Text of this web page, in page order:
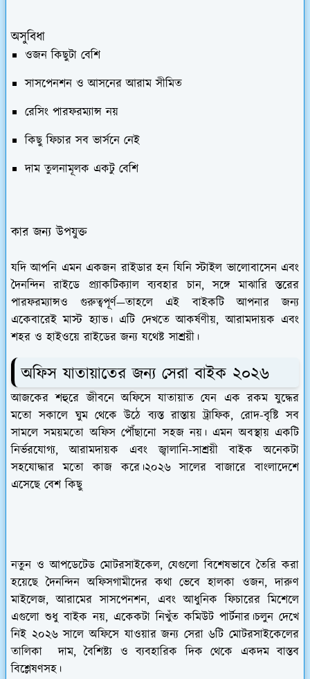
অসুবিধা
ওজন কিছুটা বেশি
সাসপেনশন ও আসনের আরাম সীমিত
রেসিং পারফরম্যান্স নয়
কিছু ফিচার সব ভার্সনে নেই
দাম তুলনামূলক একটু বেশি
কার জন্য উপযুক্ত
যদি আপনি এমন একজন রাইডার হন যিনি স্টাইল ভালোবাসেন এবং
দৈনন্দিন রাইডে প্র্যাকটিক্যাল ব্যবহার চান, সঙ্গে মাঝারি স্তরের
পারফরম্যান্সও গুরুত্বপূর্ণ—তাহলে এই বাইকটি আপনার জন্য
একেবারেই মাস্ট হ্যাভ। এটি দেখতে আকর্ষণীয়, আরামদায়ক এবং
শহর ও হাইওয়ে রাইডের জন্য যথেষ্ট সাশ্রয়ী।
অফিস যাতায়াতের জন্য সেরা বাইক ২০২৬
আজকের শহুরে জীবনে অফিসে যাতায়াত যেন এক রকম যুদ্ধের
মতো সকালে ঘুম থেকে উঠে ব্যস্ত রাস্তায় ট্রাফিক, রোদ-বৃষ্টি সব
সামলে সময়মতো অফিস পৌঁছানো সহজ নয়। এমন অবস্থায় একটি
নির্ভরযোগ্য, আরামদায়ক এবং জ্বালানি-সাশ্রয়ী বাইক অনেকটা
সহযোদ্ধার মতো কাজ করে।২০২৬ সালের বাজারে বাংলাদেশে
এসেছে বেশ কিছু
নতুন ও আপডেটেড মোটরসাইকেল, যেগুলো বিশেষভাবে তৈরি করা
হয়েছে দৈনন্দিন অফিসগামীদের কথা ভেবে হালকা ওজন, দারুণ
মাইলেজ, আরামের সাসপেনশন, এবং আধুনিক ফিচারের মিশেলে
এগুলো শুধু বাইক নয়, একেকটা নিখুঁত কমিউট পার্টনার।চলুন দেখে
নিই ২০২৬ সালে অফিসে যাওয়ার জন্য সেরা ৬টি মোটরসাইকেলের
তালিকা দাম, বৈশিষ্ট্য ও ব্যবহারিক দিক থেকে একদম বাস্তব
বিশ্লেষণসহ।